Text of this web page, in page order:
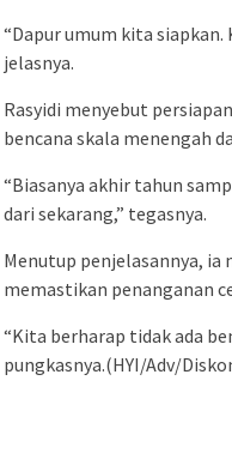
“Dapur umum kita siapkan.
jelasnya.
Rasyidi menyebut
bencana skala menengah
“Biasanya akhir tahun
dari sekarang,” tegasnya.
Menutup penjelasannya, ia
memastikan penanganan
“Kita berharap tidak ada
pungkasnya.(HYI/Adv/